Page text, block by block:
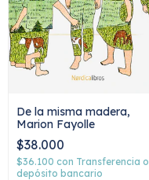
De la misma madera,
Marion Fayolle
$38.000
$36.100 con Transferencia o
depósito bancario